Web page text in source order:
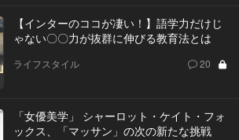
【インターのココが凄い！】語学力だけじ
ゃない〇〇力が抜群に伸びる教育法とは
ライフスタイル 20
「女優美学」 シャーロット・ケイト・フォ
ックス、「マッサン」の次の新たな挑戦